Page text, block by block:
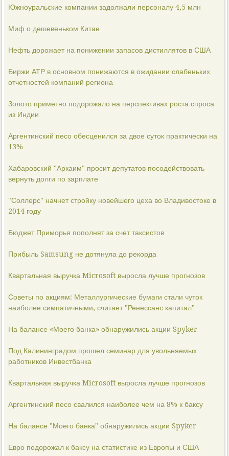
Южноуральские компании задолжали персоналу 4,5 млн
Миф о дешевеньком Китае
Нефть дорожает на понижении запасов дистиллятов в США
Биржи АТР в основном понижаются в ожидании слабеньких
отчетностей компаний региона
Золото приметно подорожало на перспективах роста спроса
из Индии
Аргентинский песо обесценился за двое суток практически на
13%
Хабаровский "Аркаим" просит депутатов посодействовать
вернуть долги по зарплате
"Соллерс" начнет стройку новейшего цеха во Владивостоке в
2014 году
Бюджет Приморья пополнят за счет таксистов
Прибыль Samsung не дотянула до рекорда
Квартальная выручка Microsoft выросла лучше прогнозов
Советы по акциям: Металлургические бумаги стали чуток
наиболее симпатичными, считает "Ренессанс капитал"
На балансе «Моего банка» обнаружились акции Spyker
Под Калининградом прошел семинар для увольняемых
работников Инвестбанка
Квартальная выручка Microsoft выросла лучше прогнозов
Аргентинский песо свалился наиболее чем на 8% к баксу
На балансе "Моего банка" обнаружились акции Spyker
Евро подорожал к баксу на статистике из Европы и США